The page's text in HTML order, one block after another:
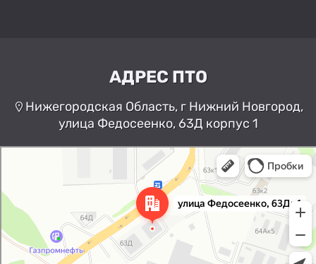
АДРЕС ПТО
Нижегородская Область, г Нижний Новгород,
улица Федосеенко, 63Д корпус 1
Нижний Новгород
Улица Федосеенко, 63Дк1 —
Яндекс Карты